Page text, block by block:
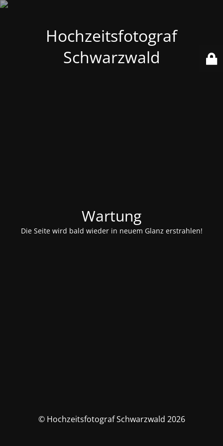
Hochzeitsfotograf
Schwarzwald
Wartung
Die Seite wird bald wieder in neuem Glanz erstrahlen!
© Hochzeitsfotograf Schwarzwald 2026